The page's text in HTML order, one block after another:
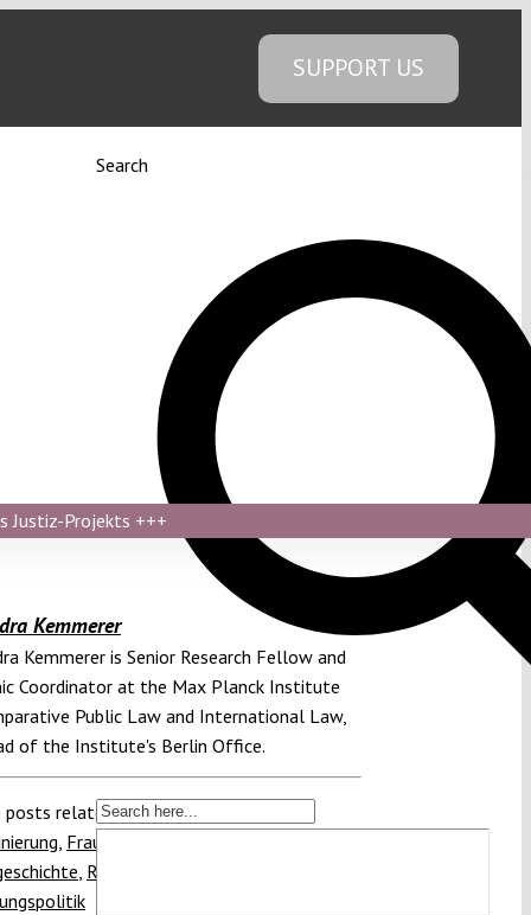
SUPPORT US
Search
Justiz-Projekts +++
Kemmerer
Kemmerer is Senior Research Fellow and
Coordinator at the Max Planck Institute
Public Law and International Law,
of the Institute's Berlin Office.
posts related to this:
, Frauenquote
, Rechtskultur